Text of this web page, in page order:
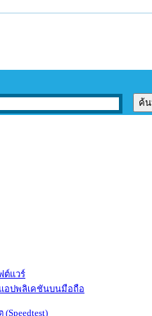
ต์แวร์
แอปพลิเคชันบนมือถือ
(Speedtest)